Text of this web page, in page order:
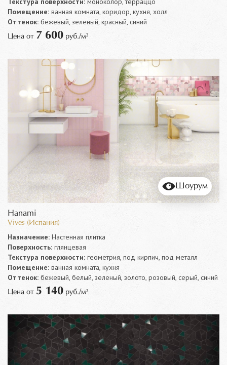
Помещение: ванная комната, коридор, кухня, холл
Оттенок: бежевый, зеленый, красный, синий
Цена от 7 600 руб./м²
Шоурум
Hanami
Vives (Испания)
Назначение: Настенная плитка
Поверхность: глянцевая
Текстура поверхности: геометрия, под кирпич, под металл
Помещение: ванная комната, кухня
Оттенок: бежевый, белый, зеленый, золото, розовый, серый, синий
Цена от 5 140 руб./м²